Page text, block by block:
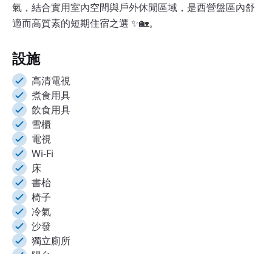
氣，結合實用室內空間與戶外休閒區域，是西營盤區內舒
適而高質素的短期住宿之選 ✨🏡。
設施
高清電視
煮食用具
飲食用具
雪櫃
電視
Wi-Fi
床
書枱
椅子
冷氣
沙發
獨立廁所